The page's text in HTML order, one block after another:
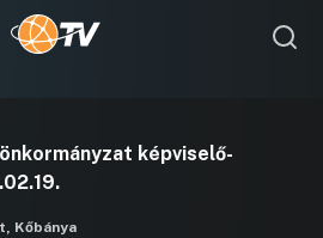
lejátszása
képviselő-
Kőbánya